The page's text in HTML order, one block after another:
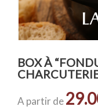
BOX À
A partir de